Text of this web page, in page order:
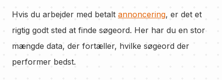
Hvis du arbejder med betalt annoncering, er det et
rigtig godt sted at finde søgeord. Her har du en stor
mængde data, der fortæller, hvilke søgeord der
performer bedst.